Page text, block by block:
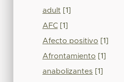
adult [1]
AFC[1]
Afecto positivo [1]
Afrontamiento [1]
anabolizantes [1]